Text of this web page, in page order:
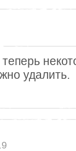
удалить.